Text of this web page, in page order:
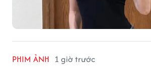
PHIM ẢNH 1 giờ trước